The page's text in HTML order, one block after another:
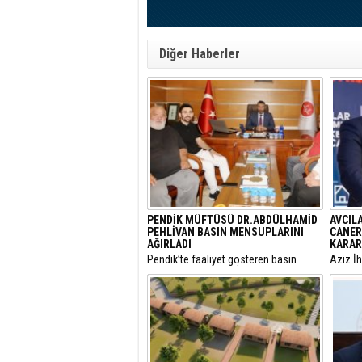
Diğer Haberler
PENDİK MÜFTÜSÜ DR.ABDÜLHAMİD
PEHLİVAN BASIN MENSUPLARINI
AĞIRLADI
​Pendik’te faaliyet gösteren basın
mensupları, Pendik İlçe Müftülüğü
görevine başlayan Dr. Abdulhamid
Pehlivan’ı makamında ziyaret ederek
yeni görevi için tebriklerini iletti.
KARARI
​Aziz
Utku